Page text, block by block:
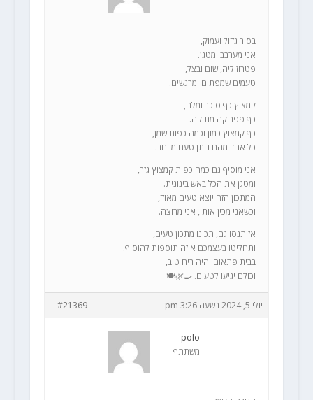
בסיר גדול ועמוק,
אני מערבב ומטגן.
פטרוזיליה, שום ובצל,
טעמים שמפתים ומרגשים.
קמצוץ כף סוכר ומלח,
כף פפריקה מתוקה.
כף קמצוץ כמון וכמה כפות שמן,
כל אחד מהם נותן טעם מיוחד.
אני מוסיף גם כמה כפות קמצוץ גזר,
ומטגן את הכל באש בינונית.
המתכון הזה יוצא טעים מאוד,
וכשאני מכין אותו, אני מרוצה.
אז תנסו גם, תכינו מתכון טעים,
ותחליטו בעצמכם איזה תוספות להוסיף.
בבית פתאום יהיה ריח טוב,
וכולם יגיעו לטעום. 🍳🌿🍽️
יולי 5, 2024 בשעה 3:26 pm #21369
polo
משתתף